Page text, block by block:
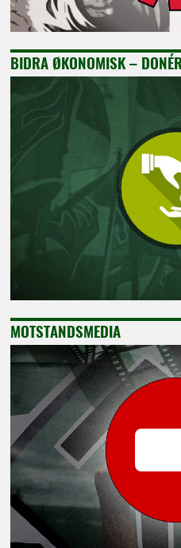
BIDRA ØKONOMISK –
MOTSTANDSMEDIA